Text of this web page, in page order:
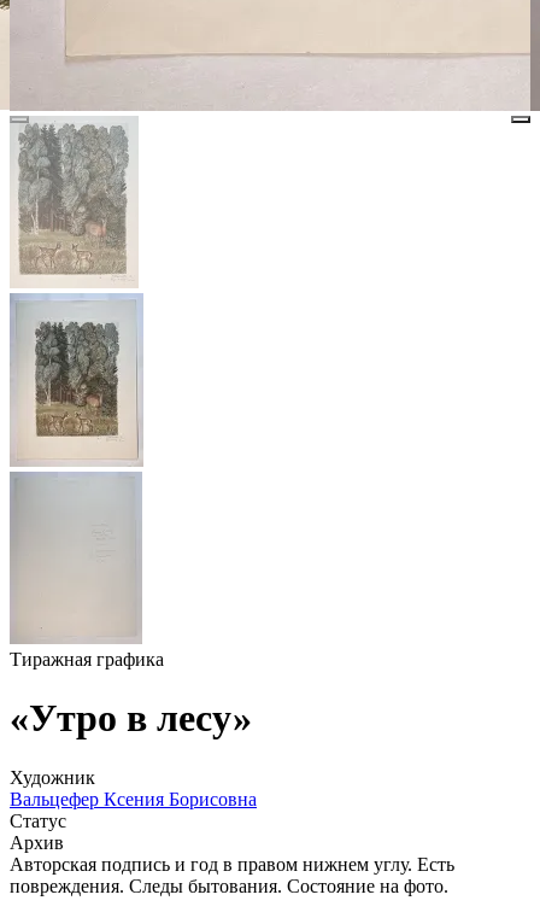
Тиражная графика
«Утро в лесу»
Художник
Вальцефер Ксения Борисовна
Статус
Архив
Авторская подпись и год в правом нижнем углу. Есть
повреждения. Следы бытования. Состояние на фото.